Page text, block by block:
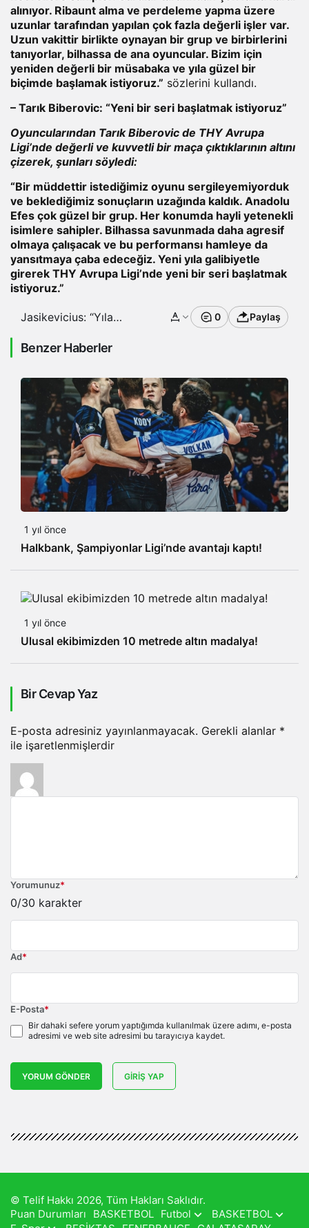
alınıyor. Ribaunt alma ve perdeleme yapma üzere
uzunlar tarafından yapılan çok fazla değerli işler var.
Uzun vakittir birlikte oynayan bir grup ve birbirlerini
tanıyorlar, bilhassa de ana oyuncular. Bizim için
yeniden değerli bir müsabaka ve yıla güzel bir
biçimde başlamak istiyoruz.” sözlerini kullandı.
– Tarık Biberovic: “Yeni bir seri başlatmak istiyoruz”
Oyuncularından Tarık Biberovic de THY Avrupa
Ligi’nde değerli ve kuvvetli bir maça çıktıklarının altını
çizerek, şunları söyledi:
“Bir müddettir istediğimiz oyunu sergileyemiyorduk
ve beklediğimiz sonuçların uzağında kaldık. Anadolu
Efes çok güzel bir grup. Her konumda hayli yetenekli
isimlere sahipler. Bilhassa savunmada daha agresif
olmaya çalışacak ve bu performansı hamleye da
yansıtmaya çaba edeceğiz. Yeni yıla galibiyetle
girerek THY Avrupa Ligi’nde yeni bir seri başlatmak
istiyoruz.”
Jasikevicius: “Yıla
başlamak istiyoruz”
0 Paylaş
Benzer Haberler
1 yıl önce
Halkbank, Şampiyonlar Ligi’nde avantajı kaptı!
1 yıl önce
Ulusal ekibimizden 10 metrede altın madalya!
Bir Cevap Yaz
E-posta adresiniz yayınlanmayacak. Gerekli alanlar *
ile işaretlenmişlerdir
Yorumunuz*
0/30 karakter
Ad*
E-Posta*
Bir dahaki sefere yorum yaptığımda kullanılmak üzere adımı, e-posta
adresimi ve web site adresimi bu tarayıcıya kaydet.
YORUM GÖNDER GIRIŞ YAP
© Telif Hakkı 2026, Tüm Hakları Saklıdır.
Puan Durumları
BASKETBOL Futbol
BASKETBOL